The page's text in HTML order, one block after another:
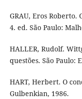
GRAU, Eros
4. ed. São Paulo:
HALLER, Rudolf.
questões. São Paulo:
HART, Herbert. O
Gulbenkian, 1986.